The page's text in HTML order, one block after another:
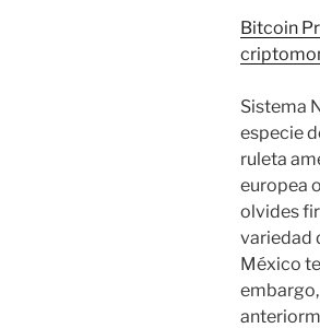
Bitcoin
Sistema
especie
ruleta
europea
olvides
variedad
México